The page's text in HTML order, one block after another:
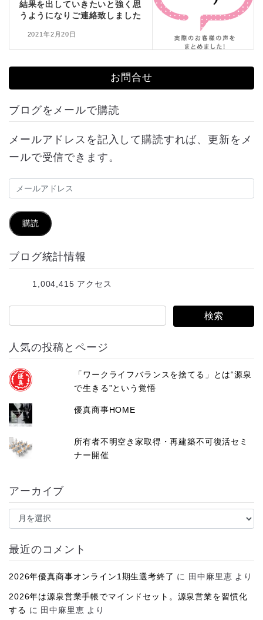
結果を出していきたいと強く思
うようになりご連絡致しました
2021年2月20日
お問合せ
ブログをメールで購読
メールアドレスを記入して購読すれば、更新をメ
ールで受信できます。
メ
ル
ア
ド
購読
ブログ統計情報
1,004,415 アクセス
人気の投稿とページ
「ワークライフバランスを捨てる」とは“源泉
で生きる”という覚悟
優真商事HOME
所有者不明空き家取得・再建築不可復活セミ
ナー開催
アーカイブ
ア
イ
ブ
最近のコメント
2026年優真商事オンライン1期生選考終了 に 田中麻里恵 より
2026年は源泉営業手帳でマインドセット。源泉営業を習慣化
する に 田中麻里恵 より